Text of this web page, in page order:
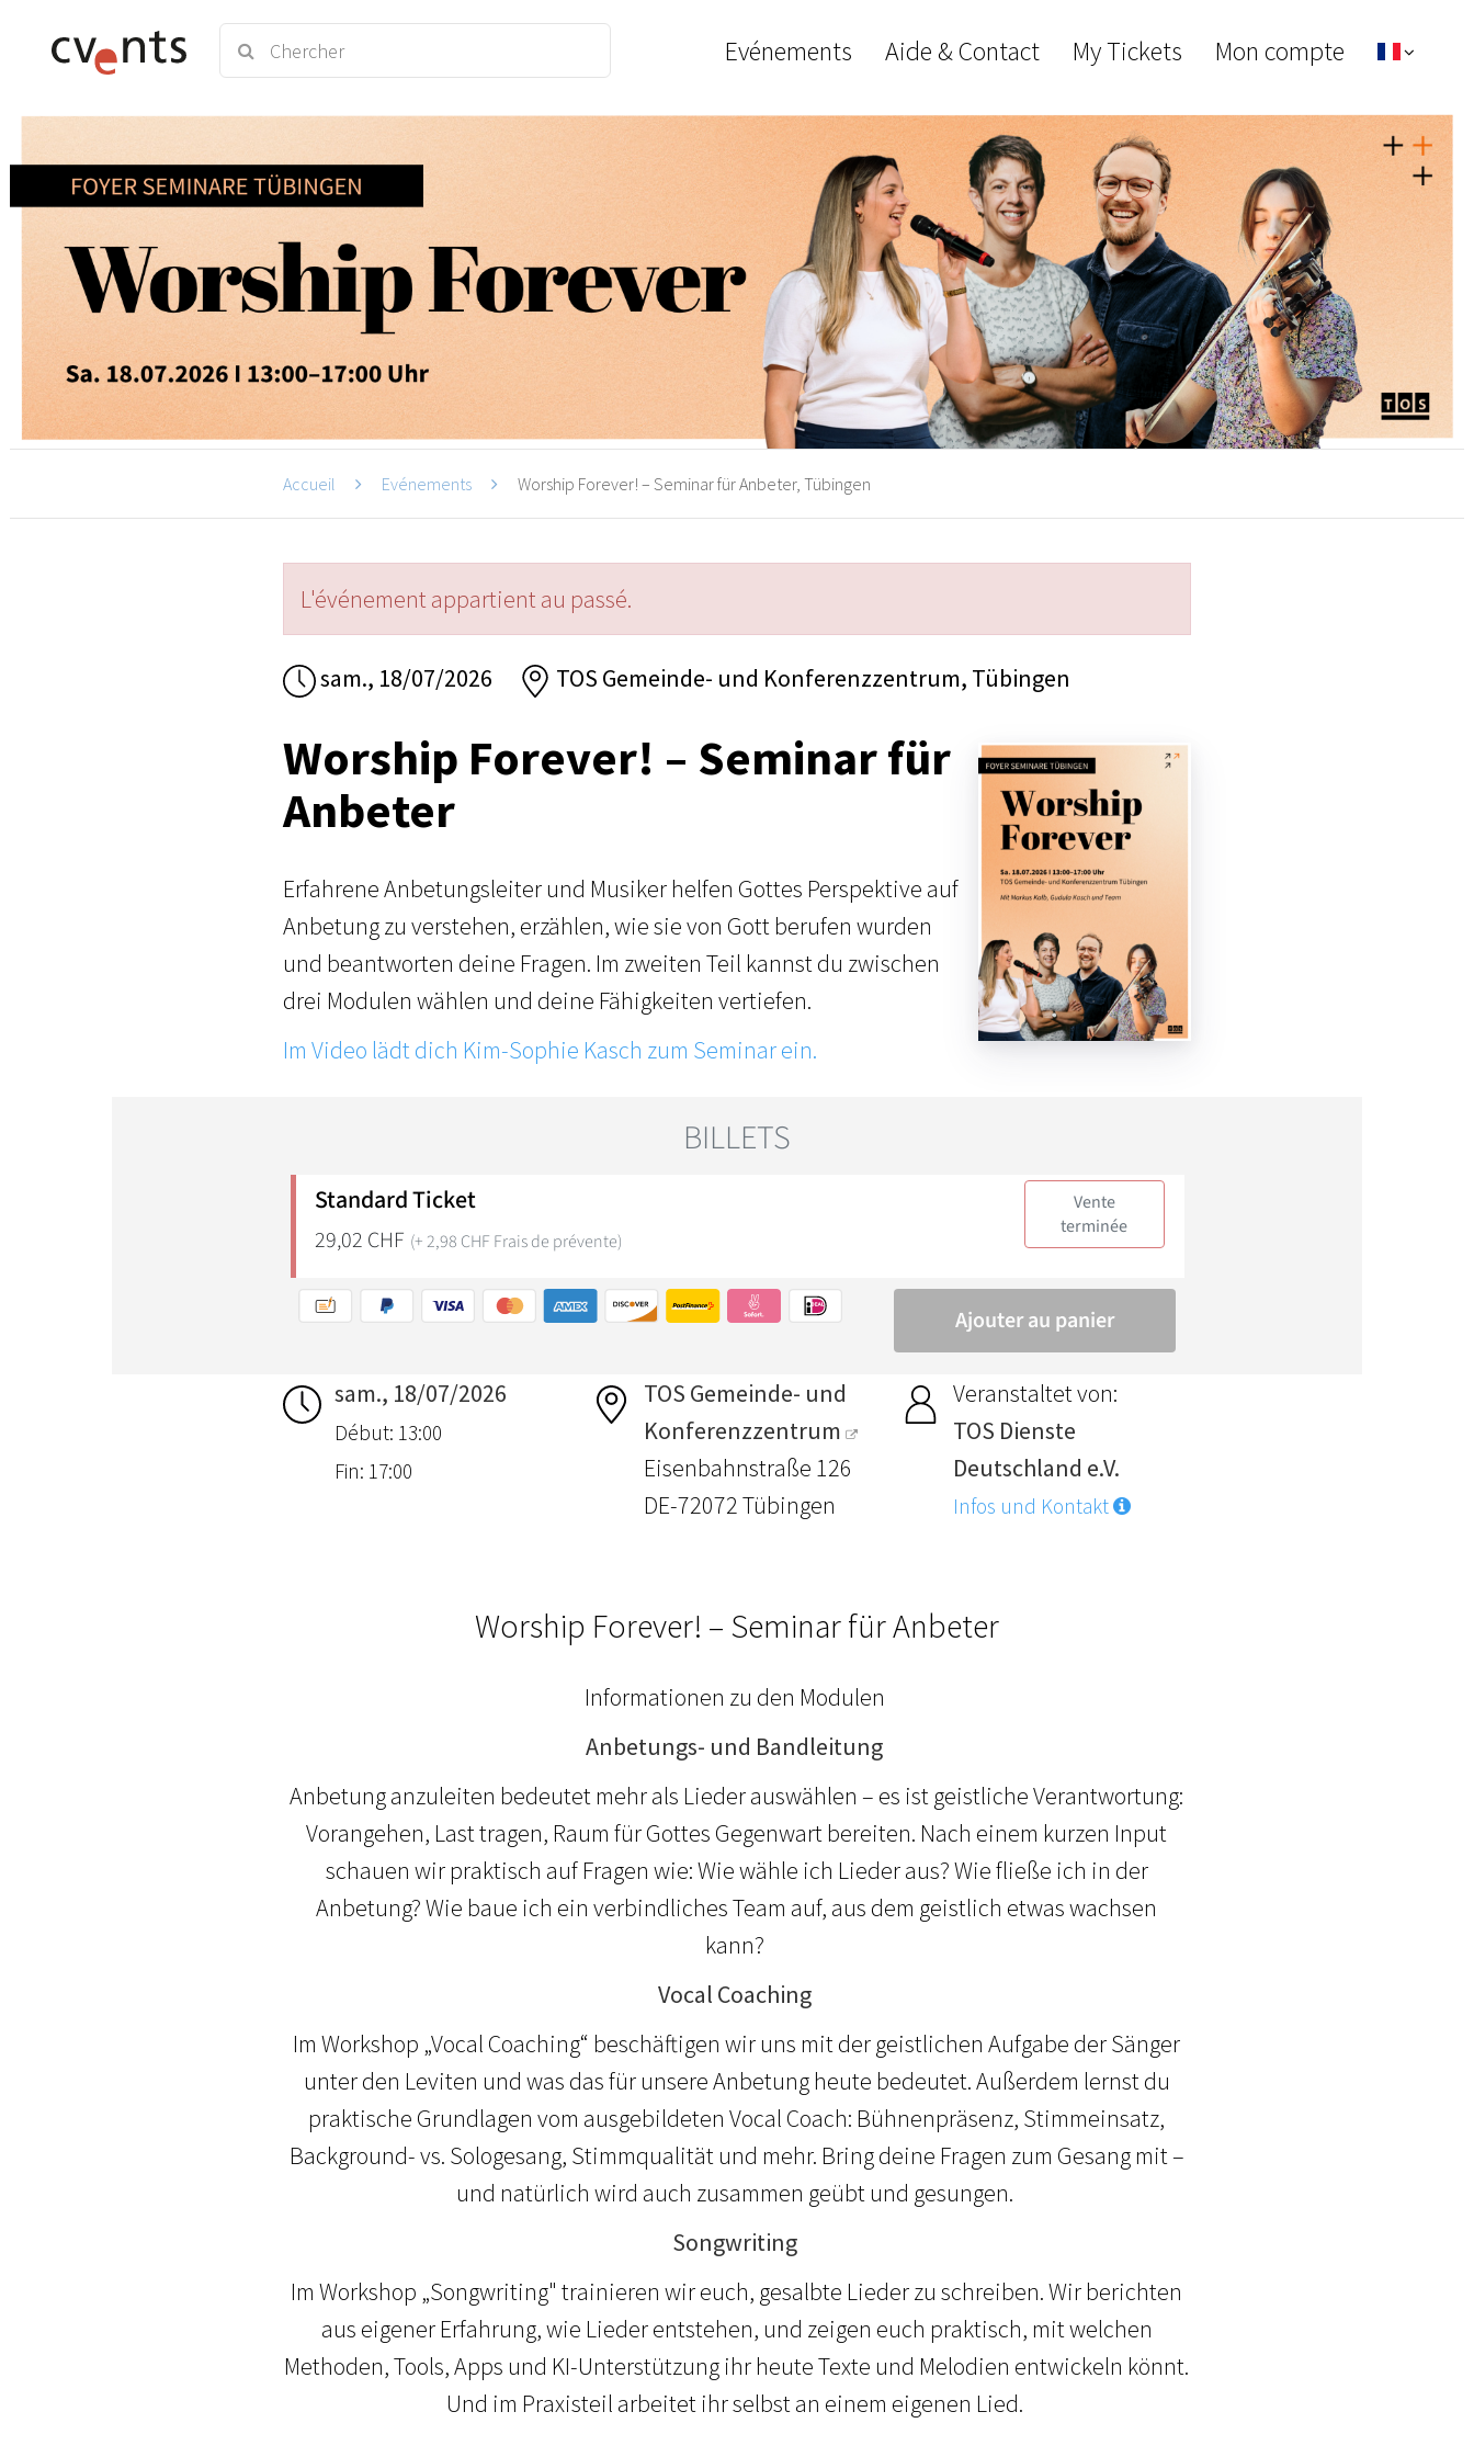
Evénements Aide & Contact My Tickets Mon compte
Accueil Evénements Worship Forever! – Seminar für Anbeter, Tübingen
L'événement appartient au passé.
sam., 18/07/2026 TOS Gemeinde- und Konferenzzentrum, Tübingen
Worship Forever! – Seminar für
Anbeter
Erfahrene Anbetungsleiter und Musiker helfen Gottes Perspektive auf
Anbetung zu verstehen, erzählen, wie sie von Gott berufen wurden
und beantworten deine Fragen. Im zweiten Teil kannst du zwischen
drei Modulen wählen und deine Fähigkeiten vertiefen.
Im Video lädt dich Kim-Sophie Kasch zum Seminar ein.
sam., 18/07/2026
Début: 13:00
Fin: 17:00
TOS Gemeinde- und
Konferenzzentrum
Eisenbahnstraße 126
DE-72072 Tübingen
Veranstaltet von:
TOS Dienste
Deutschland e.V.
Infos und Kontakt
Worship Forever! – Seminar für Anbeter
Informationen zu den Modulen
Anbetungs- und Bandleitung
Anbetung anzuleiten bedeutet mehr als Lieder auswählen – es ist geistliche Verantwortung:
Vorangehen, Last tragen, Raum für Gottes Gegenwart bereiten. Nach einem kurzen Input
schauen wir praktisch auf Fragen wie: Wie wähle ich Lieder aus? Wie fließe ich in der
Anbetung? Wie baue ich ein verbindliches Team auf, aus dem geistlich etwas wachsen
kann?
Vocal Coaching
Im Workshop „Vocal Coaching“ beschäftigen wir uns mit der geistlichen Aufgabe der Sänger
unter den Leviten und was das für unsere Anbetung heute bedeutet. Außerdem lernst du
praktische Grundlagen vom ausgebildeten Vocal Coach: Bühnenpräsenz, Stimmeinsatz,
Background- vs. Sologesang, Stimmqualität und mehr. Bring deine Fragen zum Gesang mit –
und natürlich wird auch zusammen geübt und gesungen.
Songwriting
Im Workshop „Songwriting" trainieren wir euch, gesalbte Lieder zu schreiben. Wir berichten
aus eigener Erfahrung, wie Lieder entstehen, und zeigen euch praktisch, mit welchen
Methoden, Tools, Apps und KI-Unterstützung ihr heute Texte und Melodien entwickeln könnt.
Und im Praxisteil arbeitet ihr selbst an einem eigenen Lied.